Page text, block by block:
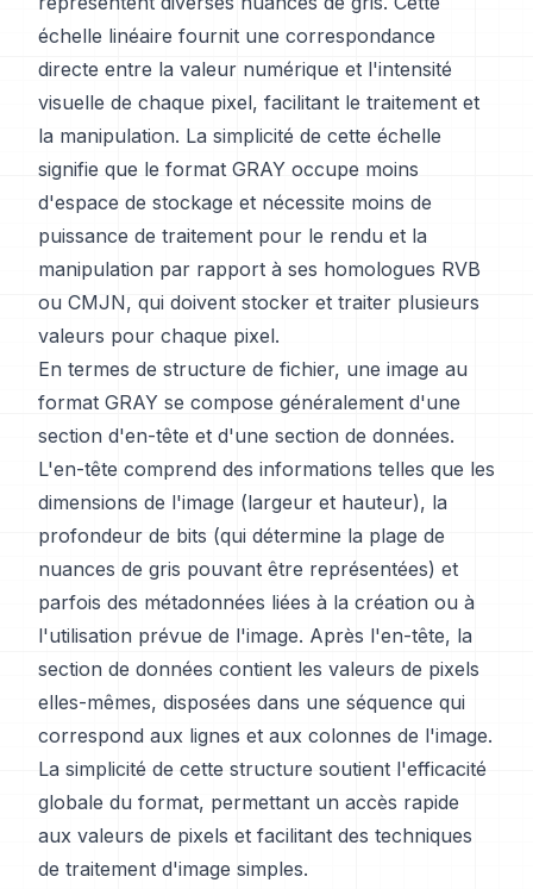
échelle linéaire fournit une correspondance
directe entre la valeur numérique et l'intensité
visuelle de chaque pixel, facilitant le traitement et
la manipulation. La simplicité de cette échelle
signifie que le format GRAY occupe moins
d'espace de stockage et nécessite moins de
puissance de traitement pour le rendu et la
manipulation par rapport à ses homologues RVB
ou CMJN, qui doivent stocker et traiter plusieurs
valeurs pour chaque pixel.
En termes de structure de fichier, une image au
format GRAY se compose généralement d'une
section d'en-tête et d'une section de données.
L'en-tête comprend des informations telles que les
dimensions de l'image (largeur et hauteur), la
profondeur de bits (qui détermine la plage de
nuances de gris pouvant être représentées) et
parfois des métadonnées liées à la création ou à
l'utilisation prévue de l'image. Après l'en-tête, la
section de données contient les valeurs de pixels
elles-mêmes, disposées dans une séquence qui
correspond aux lignes et aux colonnes de l'image.
La simplicité de cette structure soutient l'efficacité
globale du format, permettant un accès rapide
aux valeurs de pixels et facilitant des techniques
de traitement d'image simples.